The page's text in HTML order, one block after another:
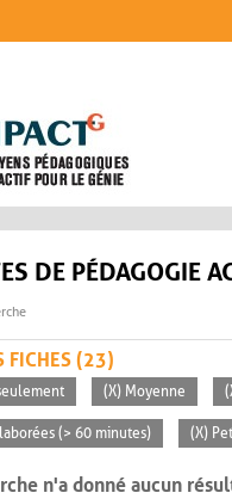
DE PÉDAGOGIE
FICHES (23)
(X) Moyenne
(> 60 minutes) (X)
n'a donné aucun